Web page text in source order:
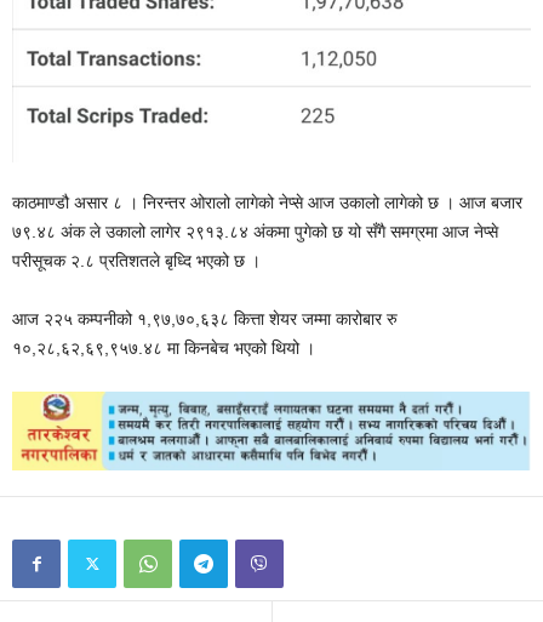
काठमाण्डौ असार ८ । निरन्तर ओरालो लागेको नेप्से आज उकालो लागेको छ । आज बजार
७९.४८ अंक ले उकालो लागेर २९१३.८४ अंकमा पुगेको छ यो सँगै समग्रमा आज नेप्से
परीसूचक २.८ प्रतिशतले बृध्दि भएको छ ।
आज २२५ कम्पनीको १,९७,७०,६३८ कित्ता शेयर जम्मा कारोबार रु
१०,२८,६२,६९,९५७.४८ मा किनबेच भएको थियो ।